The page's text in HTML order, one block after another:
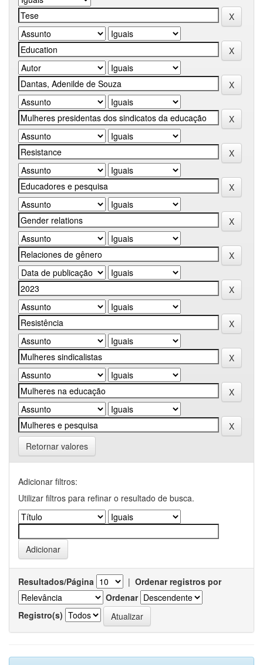
Retornar valores
Adicionar filtros:
Utilizar filtros para refinar o resultado de busca.
Resultados/Página | Ordenar registros por
Ordenar
Registro(s)